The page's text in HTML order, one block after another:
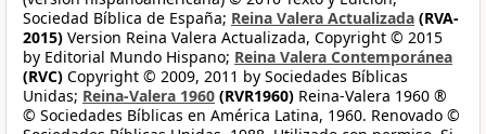
Sociedad Bíblica de España; Reina Valera Actualizada (RVA-
2015) Version Reina Valera Actualizada, Copyright © 2015
by Editorial Mundo Hispano; Reina Valera Contemporánea
(RVC) Copyright © 2009, 2011 by Sociedades Bíblicas
Unidas; Reina-Valera 1960 (RVR1960) Reina-Valera 1960 ®
© Sociedades Bíblicas en América Latina, 1960. Renovado ©